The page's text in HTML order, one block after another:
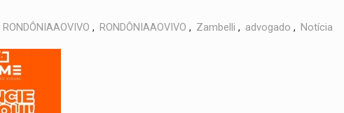
RONDÔNIAAOVIVO , RONDÔNIAAOVIVO , Zambelli , advogado , Notícia